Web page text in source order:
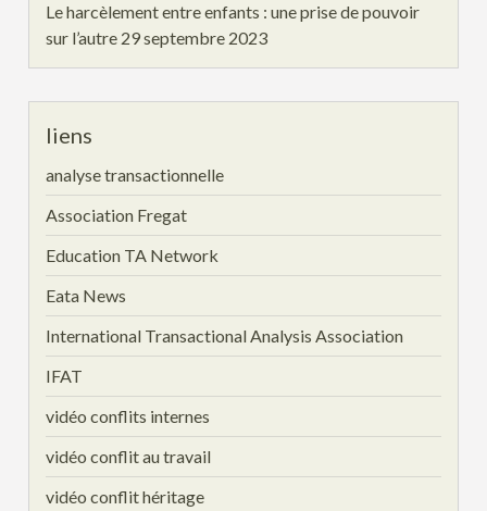
Le harcèlement entre enfants : une prise de pouvoir
sur l’autre 29 septembre 2023
liens
analyse transactionnelle
Association Fregat
Education TA Network
Eata News
International Transactional Analysis Association
IFAT
vidéo conflits internes
vidéo conflit au travail
vidéo conflit héritage